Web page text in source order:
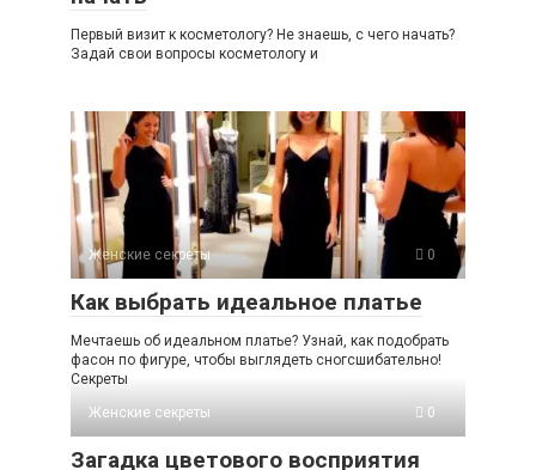
Первый визит к косметологу? Не знаешь, с чего начать?
Задай свои вопросы косметологу и
Женские секреты 0
Как выбрать идеальное платье
Мечтаешь об идеальном платье? Узнай, как подобрать
фасон по фигуре, чтобы выглядеть сногсшибательно!
Секреты
Женские секреты
0
Загадка цветового восприятия